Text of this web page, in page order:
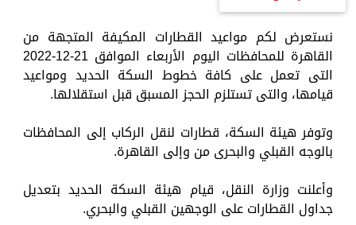
نستعرض لكم مواعيد القطارات المكيفة المتجهة من
القاهرة للمحافظات اليوم الأربعاء الموافق 21-12-2022
التى تعمل على كافة خطوط السكة الحديد ومواعيد
قيامها، والتى تستلزم الحجز المسبق قبل استقلالها.
وتوفر هيئة السكة، قطارات لنقل الركاب إلى المحافظات
بالوجه القبلي والبحرى من وإلى القاهرة.
وأعلنت وزارة النقل، قيام هيئة السكة الحديد بتعديل
جداول القطارات على الوجهين القبلي والبحري.